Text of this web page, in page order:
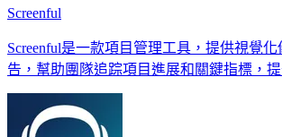
Screenful
Screenful是一款項目管理工具，提供視覺
告，幫助團隊追踪項目進展和關鍵指標，